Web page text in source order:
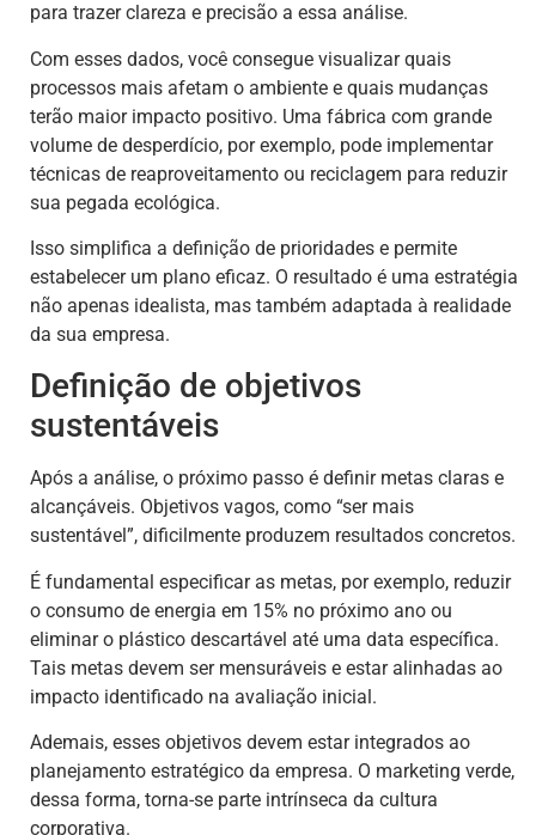
para trazer clareza e precisão a essa análise.
Com esses dados, você consegue visualizar quais
processos mais afetam o ambiente e quais mudanças
terão maior impacto positivo. Uma fábrica com grande
volume de desperdício, por exemplo, pode implementar
técnicas de reaproveitamento ou reciclagem para reduzir
sua pegada ecológica.
Isso simplifica a definição de prioridades e permite
estabelecer um plano eficaz. O resultado é uma estratégia
não apenas idealista, mas também adaptada à realidade
da sua empresa.
Definição de objetivos
sustentáveis
Após a análise, o próximo passo é definir metas claras e
alcançáveis. Objetivos vagos, como “ser mais
sustentável”, dificilmente produzem resultados concretos.
É fundamental especificar as metas, por exemplo, reduzir
o consumo de energia em 15% no próximo ano ou
eliminar o plástico descartável até uma data específica.
Tais metas devem ser mensuráveis e estar alinhadas ao
impacto identificado na avaliação inicial.
Ademais, esses objetivos devem estar integrados ao
planejamento estratégico da empresa. O marketing verde,
dessa forma, torna-se parte intrínseca da cultura
corporativa.